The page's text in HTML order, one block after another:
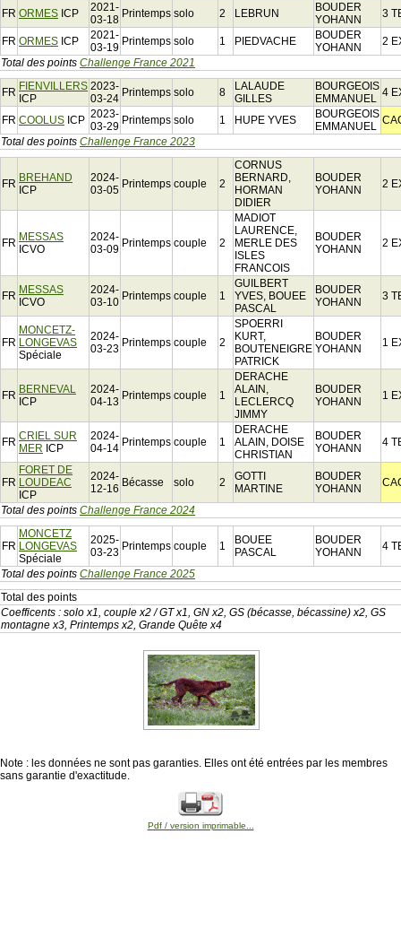
FR ORMES ICP
2021-
03-18 Printemps solo 2 LEBRUN
BOUDER
YOHANN
3
FR ORMES ICP
2021-
03-19 Printemps solo 1 PIEDVACHE
BOUDER
YOHANN
2
Total des points Challenge France 2021
FR FIENVILLERS
ICP
2023-
03-24 Printemps solo 8
LALAUDE
GILLES
BOURGEOIS
EMMANUEL 4
FR COOLUS ICP 2023-
03-29 Printemps solo 1 HUPE YVES
BOURGEOIS
EMMANUEL
Total des points Challenge France 2023
FR BREHAND
ICP
2024-
03-05 Printemps couple 2
CORNUS
BERNARD,
HORMAN
DIDIER
BOUDER
YOHANN
2
FR MESSAS
ICVO
2024-
03-09 Printemps couple 2
MADIOT
LAURENCE,
MERLE DES
ISLES
FRANCOIS
BOUDER
YOHANN
2
FR MESSAS
ICVO
2024-
03-10 Printemps couple 1
GUILBERT
YVES, BOUEE
PASCAL
BOUDER
YOHANN
3
FR
MONCETZ-
LONGEVAS
Spéciale
2024-
03-23 Printemps couple 2
SPOERRI
KURT,
BOUTENEIGRE
PATRICK
BOUDER
YOHANN
1
FR BERNEVAL
ICP
2024-
04-13 Printemps couple 1
DERACHE
ALAIN,
LECLERCQ
JIMMY
BOUDER
YOHANN
1
FR CRIEL SUR
MER ICP
2024-
04-14 Printemps couple 1
DERACHE
ALAIN, DOISE
CHRISTIAN
BOUDER
YOHANN
4
FR
FORET DE
LOUDEAC
ICP
2024-
12-16 Bécasse solo 2
GOTTI
MARTINE
BOUDER
YOHANN
Total des points Challenge France 2024
FR
MONCETZ
LONGEVAS
Spéciale
2025-
03-23 Printemps couple 1
BOUEE
PASCAL
BOUDER
YOHANN
4
Total des points Challenge France 2025
Total des points
Coefficents : solo x1, couple x2 / GT x1, GN x2, GS (bécasse, bécassine) x2, GS
montagne x3, Printemps x2, Grande Quête x4
Note : les données ne sont pas garanties. Elles ont été entrées par les membres
sans garantie d'exactitude.
Pdf / version imprimable...